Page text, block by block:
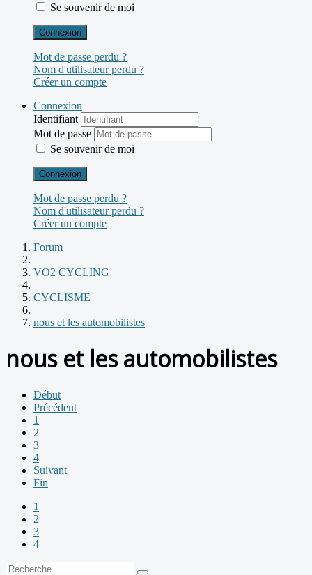
Se souvenir de moi
Connexion
Mot de passe perdu ?
Nom d'utilisateur perdu ?
Créer un compte
Connexion
Identifiant
Mot de passe
Se souvenir de moi
Connexion
Mot de passe perdu ?
Nom d'utilisateur perdu ?
Créer un compte
Forum
VO2 CYCLING
CYCLISME
nous et les automobilistes
nous et les automobilistes
Début
Précédent
1
2
3
4
Suivant
Fin
1
2
3
4